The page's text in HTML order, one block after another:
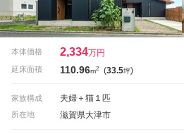
本体価格 2,334万円
延床面積 110.96m2 (33.5坪)
家族構成 夫婦＋猫１匹
所在地 滋賀県大津市